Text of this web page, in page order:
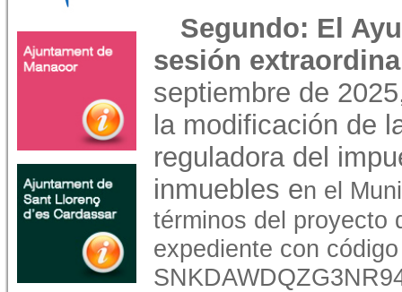
Segundo: El
sesión
septiembre de
la modificación de
reguladora del
inmuebles en el
términos del proyecto
expediente con